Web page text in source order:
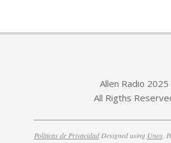
Allen Radio 2025
All Rigths
Politicas de PrivacidadDesigned using Unos.